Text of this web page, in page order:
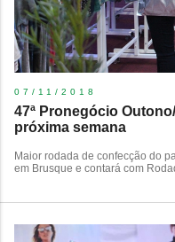
07/11/2018
47ª Pronegócio
próxima semana
​Maior rodada de confecção do
em Brusque e contará com